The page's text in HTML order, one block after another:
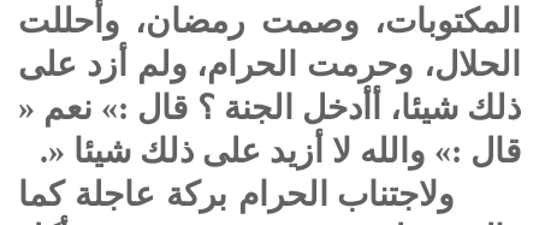
المكتوبات، وصمت رمضان، وأحللت
الحلال، وحرمت الحرام، ولم أزد على
ذلك شيئا، أأدخل الجنة ؟ قال :» نعم «
قال :» والله لا أزيد على ذلك شيئا «.
ولاجتناب الحرام بركة عاجلة كما